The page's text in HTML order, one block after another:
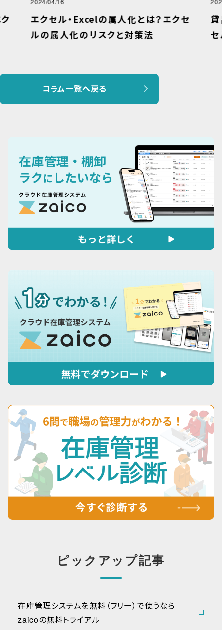
ピックアップ記事
在庫管理システムを無料（フリー）で使うなら
zaicoの無料トライアル
エクセル・Excelの属人化とは？エクセ
ルの属人化のリスクと対策法
貸
セ
コラム一覧へ戻る